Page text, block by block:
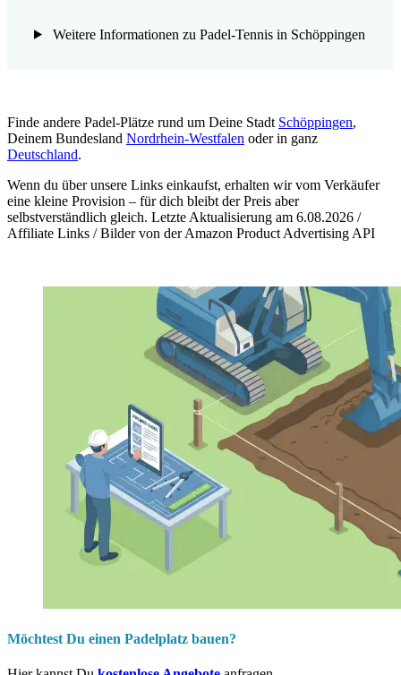
Weitere Informationen zu Padel-Tennis in Schöppingen
Finde andere Padel-Plätze rund um Deine Stadt Schöppingen,
Deinem Bundesland Nordrhein-Westfalen oder in ganz
Deutschland.
Wenn du über unsere Links einkaufst, erhalten wir vom Verkäufer
eine kleine Provision – für dich bleibt der Preis aber
selbstverständlich gleich. Letzte Aktualisierung am 6.08.2026 /
Affiliate Links / Bilder von der Amazon Product Advertising API
Möchtest Du einen Padelplatz bauen?